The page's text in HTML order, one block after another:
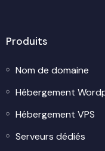
Produits
Nom de domaine
Hébergement
Hébergement VPS
Serveurs dédiés